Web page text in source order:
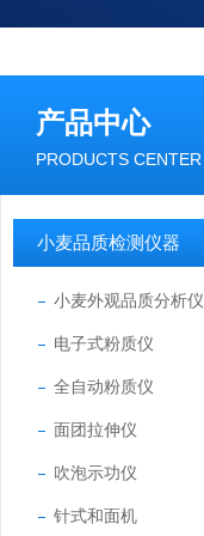
产品中心
PRODUCTS CENTER
小麦品质检测仪器
小麦外观品质分析仪
电子式粉质仪
全自动粉质仪
面团拉伸仪
吹泡示功仪
针式和面机